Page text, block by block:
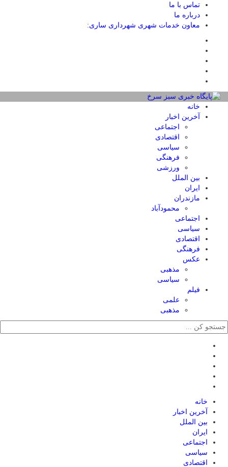
تماس با ما
درباره ما
معاون خدمات شهری شهرداری ساری:
خانه
آخرین اخبار
اجتماعی
اقتصادی
سیاسی
فرهنگی
ورزشی
بین الملل
ایران
مازندران
محمودآباد
اجتماعی
سیاسی
اقتصادی
فرهنگی
عکس
مذهبی
سیاسی
فیلم
علمی
مذهبی
خانه
آخرین اخبار
بین الملل
ایران
اجتماعی
سیاسی
اقتصادی